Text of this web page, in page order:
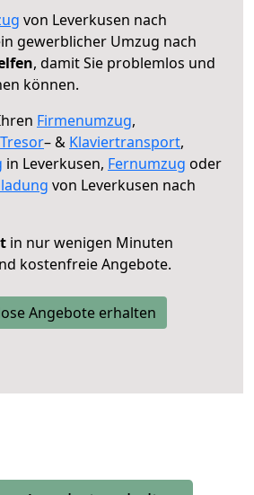
von Leverkusen nach
gewerblicher Umzug nach
, damit Sie problemlos und
können.
Firmenumzug,
Tresor– & Klaviertransport,
in Leverkusen, Fernumzug oder
von Leverkusen nach
in nur wenigen Minuten
kostenfreie Angebote.
Angebote erhalten